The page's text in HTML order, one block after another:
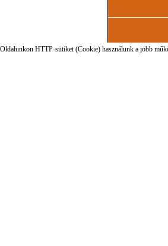
Oldalunkon HTTP-sütiket (Cookie) használunk a jobb